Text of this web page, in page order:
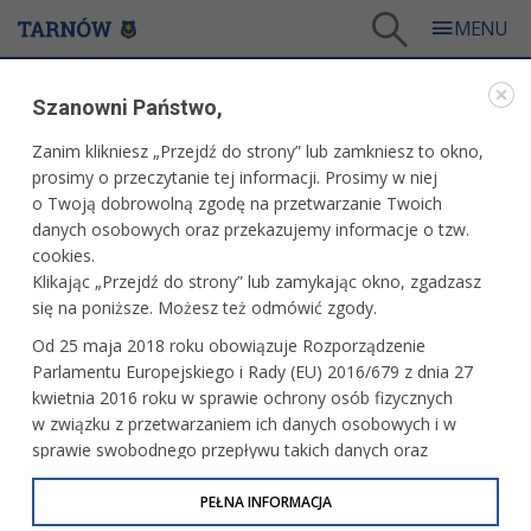
Konsultacje projektu "Strategii Rozwoju Miasta - Tarnów 2030".
STRATEGIA ROZWOJU MIASTA TARNÓW 2030
KONSULTACJE PROJEKTU "STRATEGII ROZWOJU
MIASTA - TARNÓW 2030".
Informujemy, że rozpoczęły się konsultacje projektu
"Strategii Rozwoju Miasta - Tarnów 2030".
Strategia rozwoju miasta jest najważniejszym
dokumentem miejskim, definiującym obszary i cele
prowadzonej lokalnie polityki rozwoju. Stanowi ona punkt
wyjścia dla wszelkiej późniejszej aktywności samorządu,
pozwala wykorzystać szanse i możliwości rozwojowe,
bazując jednocześnie na mocnych stronach danego
Szanowni Państwo,
Zanim klikniesz „Przejdź do strony” lub zamkniesz to okno,
prosimy o przeczytanie tej informacji. Prosimy w niej
o Twoją dobrowolną zgodę na przetwarzanie Twoich
danych osobowych oraz przekazujemy informacje o tzw.
cookies.
Klikając „Przejdź do strony” lub zamykając okno, zgadzasz
się na poniższe. Możesz też odmówić zgody.
Od 25 maja 2018 roku obowiązuje Rozporządzenie
Parlamentu Europejskiego i Rady (EU) 2016/679 z dnia 27
kwietnia 2016 roku w sprawie ochrony osób fizycznych
w związku z przetwarzaniem ich danych osobowych i w
sprawie swobodnego przepływu takich danych oraz
uchylenia dyrektywy 95/46/WE (określane jako RODO, GDPR
lub Ogólne Rozporządzenie o Ochronie Danych
PEŁNA INFORMACJA